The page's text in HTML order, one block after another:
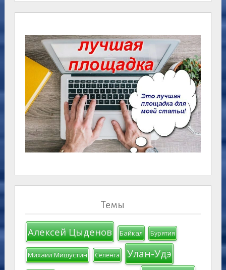
Темы
Алексей Цыденов Байкал Бурятия
Михаил Мишустин Селенга Улан-Удэ